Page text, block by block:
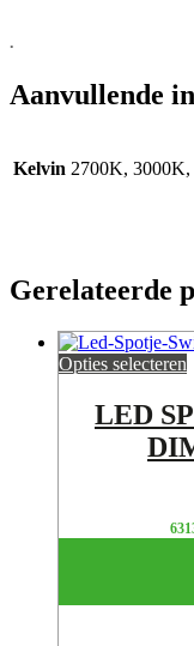
.
Aanvullende
Kelvin 2700K,
Gerelateerde
Opties selecteren
LED